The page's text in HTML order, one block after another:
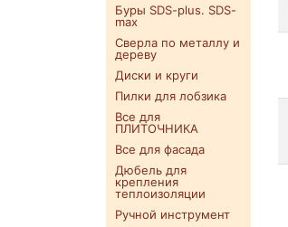
Буры SDS-plus. SDS-
max
Сверла по металлу и
дереву
Диски и круги
Пилки для лобзика
Все для
ПЛИТОЧНИКА
Все для фасада
Дюбель для
крепления
теплоизоляции
Ручной инструмент